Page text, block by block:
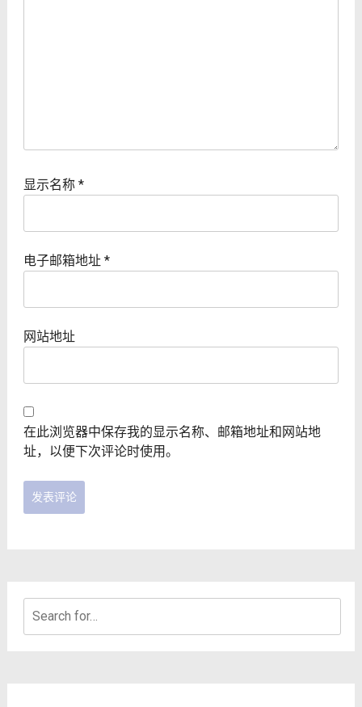
显示名称 *
电子邮箱地址 *
网站地址
在此浏览器中保存我的显示名称、邮箱地址和网站地
址，以便下次评论时使用。
for: